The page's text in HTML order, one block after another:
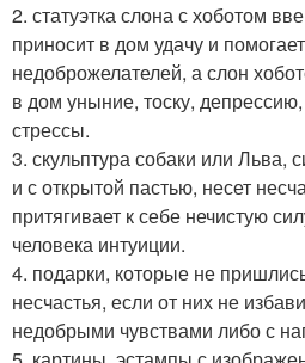
2. статуэтка слона с хоботом
приносит в дом удачу и
недоброжелателей, а слон
в дом уныние, тоску,
стрессы.
3. скульптура собаки или Льва,
и с открытой пастью, несет
притягивает к себе нечистую
человека интуиции.
4. подарки, которые не
несчастья, если от них не
недобрыми чувствами либо с